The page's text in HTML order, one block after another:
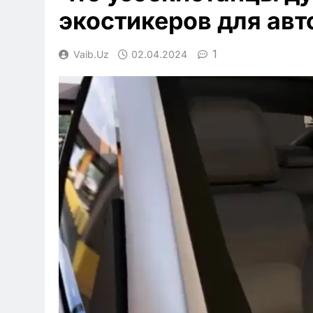
экостикеров для
Vaib.uz 02.04.2024 1